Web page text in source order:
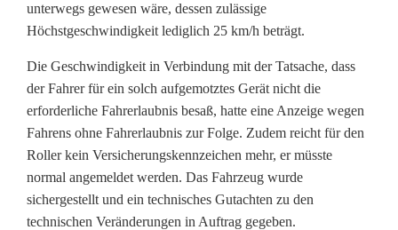
c
u
h
d
i
e
unterwegs gewesen wäre, dessen zulässige
Höchstgeschwindigkeit lediglich 25 km/h beträgt.
Die Geschwindigkeit in Verbindung mit der Tatsache, dass
der Fahrer für ein solch aufgemotztes Gerät nicht die
erforderliche Fahrerlaubnis besaß, hatte eine Anzeige wegen
Fahrens ohne Fahrerlaubnis zur Folge. Zudem reicht für den
Roller kein Versicherungskennzeichen mehr, er müsste
normal angemeldet werden. Das Fahrzeug wurde
sichergestellt und ein technisches Gutachten zu den
technischen Veränderungen in Auftrag gegeben.